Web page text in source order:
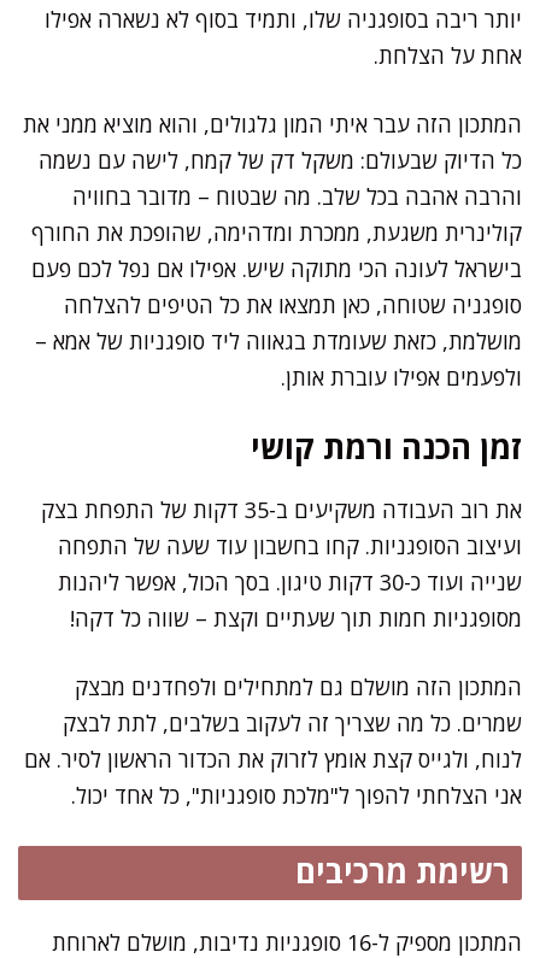
יותר ריבה בסופגניה שלו, ותמיד בסוף לא נשארה אפילו
אחת על הצלחת.
המתכון הזה עבר איתי המון גלגולים, והוא מוציא ממני את
כל הדיוק שבעולם: משקל דק של קמח, לישה עם נשמה
והרבה אהבה בכל שלב. מה שבטוח – מדובר בחוויה
קולינרית משגעת, ממכרת ומדהימה, שהופכת את החורף
בישראל לעונה הכי מתוקה שיש. אפילו אם נפל לכם פעם
סופגניה שטוחה, כאן תמצאו את כל הטיפים להצלחה
מושלמת, כזאת שעומדת בגאווה ליד סופגניות של אמא –
ולפעמים אפילו עוברת אותן.
זמן הכנה ורמת קושי
את רוב העבודה משקיעים ב-35 דקות של התפחת בצק
ועיצוב הסופגניות. קחו בחשבון עוד שעה של התפחה
שנייה ועוד כ-30 דקות טיגון. בסך הכול, אפשר ליהנות
מסופגניות חמות תוך שעתיים וקצת – שווה כל דקה!
המתכון הזה מושלם גם למתחילים ולפחדנים מבצק
שמרים. כל מה שצריך זה לעקוב בשלבים, לתת לבצק
לנוח, ולגייס קצת אומץ לזרוק את הכדור הראשון לסיר. אם
אני הצלחתי להפוך ל"מלכת סופגניות", כל אחד יכול.
רשימת מרכיבים
המתכון מספיק ל-16 סופגניות נדיבות, מושלם לארוחת